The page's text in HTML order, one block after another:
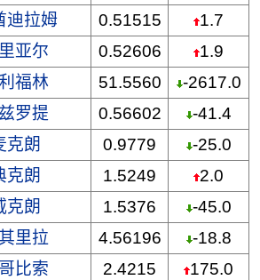
迪拉姆 0.51515
1.7
亚尔 0.52606
1.9
福林 51.5560
-2617.0
罗提 0.56602
-41.4
克朗 0.9779
-25.0
克朗 1.5249
2.0
克朗 1.5376
-45.0
里拉 4.56196
-18.8
比索 2.4215
175.0